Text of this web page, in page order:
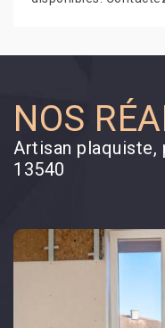
NOS
Artisan plaquiste,
13540